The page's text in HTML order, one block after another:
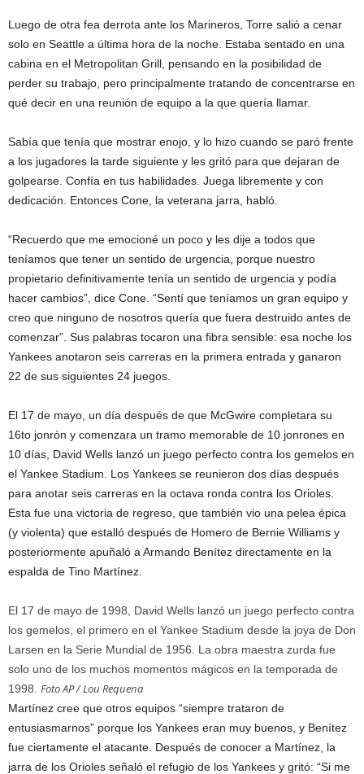
Luego de otra fea derrota ante los Marineros, Torre salió a cenar
solo en Seattle a última hora de la noche. Estaba sentado en una
cabina en el Metropolitan Grill, pensando en la posibilidad de
perder su trabajo, pero principalmente tratando de concentrarse en
qué decir en una reunión de equipo a la que quería llamar.
Sabía que tenía que mostrar enojo, y lo hizo cuando se paró frente
a los jugadores la tarde siguiente y les gritó para que dejaran de
golpearse. Confía en tus habilidades. Juega libremente y con
dedicación. Entonces Cone, la veterana jarra, habló.
“Recuerdo que me emocioné un poco y les dije a todos que
teníamos que tener un sentido de urgencia, porque nuestro
propietario definitivamente tenía un sentido de urgencia y podía
hacer cambios”, dice Cone. “Sentí que teníamos un gran equipo y
creo que ninguno de nosotros quería que fuera destruido antes de
comenzar”. Sus palabras tocaron una fibra sensible: esa noche los
Yankees anotaron seis carreras en la primera entrada y ganaron
22 de sus siguientes 24 juegos.
El 17 de mayo, un día después de que McGwire completara su
16to jonrón y comenzara un tramo memorable de 10 jonrones en
10 días, David Wells lanzó un juego perfecto contra los gemelos en
el Yankee Stadium. Los Yankees se reunieron dos días después
para anotar seis carreras en la octava ronda contra los Orioles.
Esta fue una victoria de regreso, que también vio una pelea épica
(y violenta) que estalló después de Homero de Bernie Williams y
posteriormente apuñaló a Armando Benítez directamente en la
espalda de Tino Martínez.
El 17 de mayo de 1998, David Wells lanzó un juego perfecto contra
los gemelos, el primero en el Yankee Stadium desde la joya de Don
Larsen en la Serie Mundial de 1956. La obra maestra zurda fue
solo uno de los muchos momentos mágicos en la temporada de
1998. Foto AP / Lou Requena
Martínez cree que otros equipos “siempre trataron de
entusiasmarnos” porque los Yankees eran muy buenos, y Benítez
fue ciertamente el atacante. Después de conocer a Martínez, la
jarra de los Orioles señaló el refugio de los Yankees y gritó: “Si me